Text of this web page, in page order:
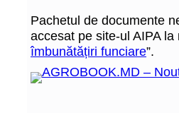
Pachetul de documente
accesat pe site-ul AIPA la
îmbunătățiri funciare”.